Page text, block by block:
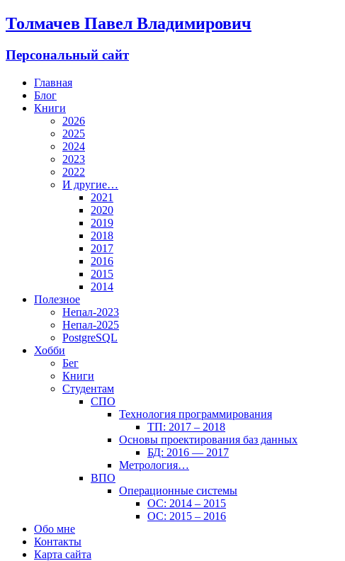
Толмачев Павел Владимирович
Персональный сайт
Главная
Блог
Книги
2026
2025
2024
2023
2022
И другие…
2021
2020
2019
2018
2017
2016
2015
2014
Полезное
Непал-2023
Непал-2025
PostgreSQL
Хобби
Бег
Книги
Студентам
СПО
Технология программирования
ТП: 2017 – 2018
Основы проектирования баз данных
БД: 2016 — 2017
Метрология…
ВПО
Операционные системы
ОС: 2014 – 2015
ОС: 2015 – 2016
Обо мне
Контакты
Карта сайта